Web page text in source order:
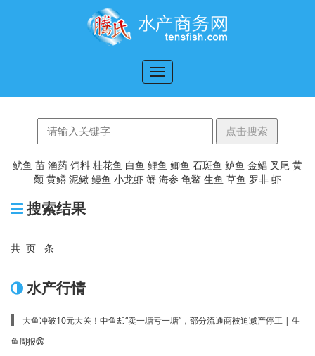
切
换
导
航
鱿鱼 苗 渔药 饲料 桂花鱼 白鱼 鲤鱼 鲫鱼 石斑鱼 鲈鱼 金鲳 叉尾 黄
颡 黄鳝 泥鳅 鳗鱼 小龙虾 蟹 海参 龟鳖 生鱼 草鱼 罗非 虾
搜索结果
共 页 条
水产行情
大鱼冲破10元大关！中鱼却“卖一塘亏一塘”，部分流通商被迫减产停工 | 生
鱼周报㉖